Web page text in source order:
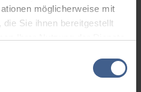
möglicherweise mit
Sie ihnen bereitgestellt
Sie in unseren
Zur Suche